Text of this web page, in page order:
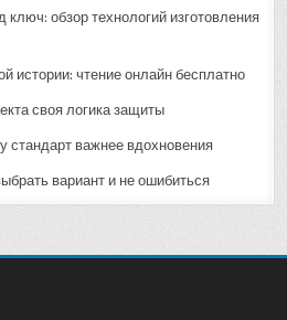
обзор технологий изготовления
истории: чтение онлайн бесплатно
своя логика защиты
стандарт важнее вдохновения
вариант и не ошибиться